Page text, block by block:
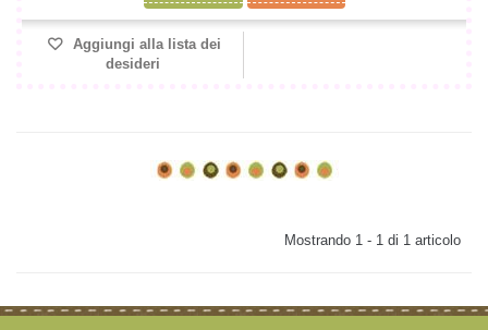
Aggiungi alla lista dei
desideri
Mostrando 1 - 1 di 1 articolo